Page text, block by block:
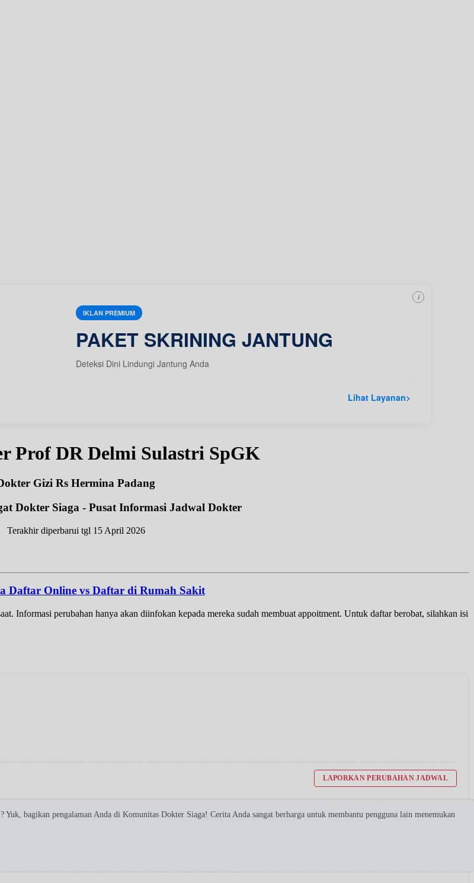
IKLAN PREMIUM
PAKET SKRINING JANTUNG
Deteksi Dini Lindungi Jantung Anda
Lihat Layanan>
i
Prof DR Delmi Sulastri SpGK
Gizi Rs Hermina Padang
Dokter Siaga - Pusat Informasi Jadwal Dokter
Terakhir diperbarui tgl 15 April 2026
Daftar Online vs Daftar di Rumah Sakit
Informasi perubahan hanya akan diinfokan kepada mereka sudah membuat appoitment. Untuk daftar berobat, silahkan isi
LAPORKAN PERUBAHAN JADWAL
? Yuk, bagikan pengalaman Anda di Komunitas Dokter Siaga! Cerita Anda sangat berharga untuk membantu pengguna lain menemukan